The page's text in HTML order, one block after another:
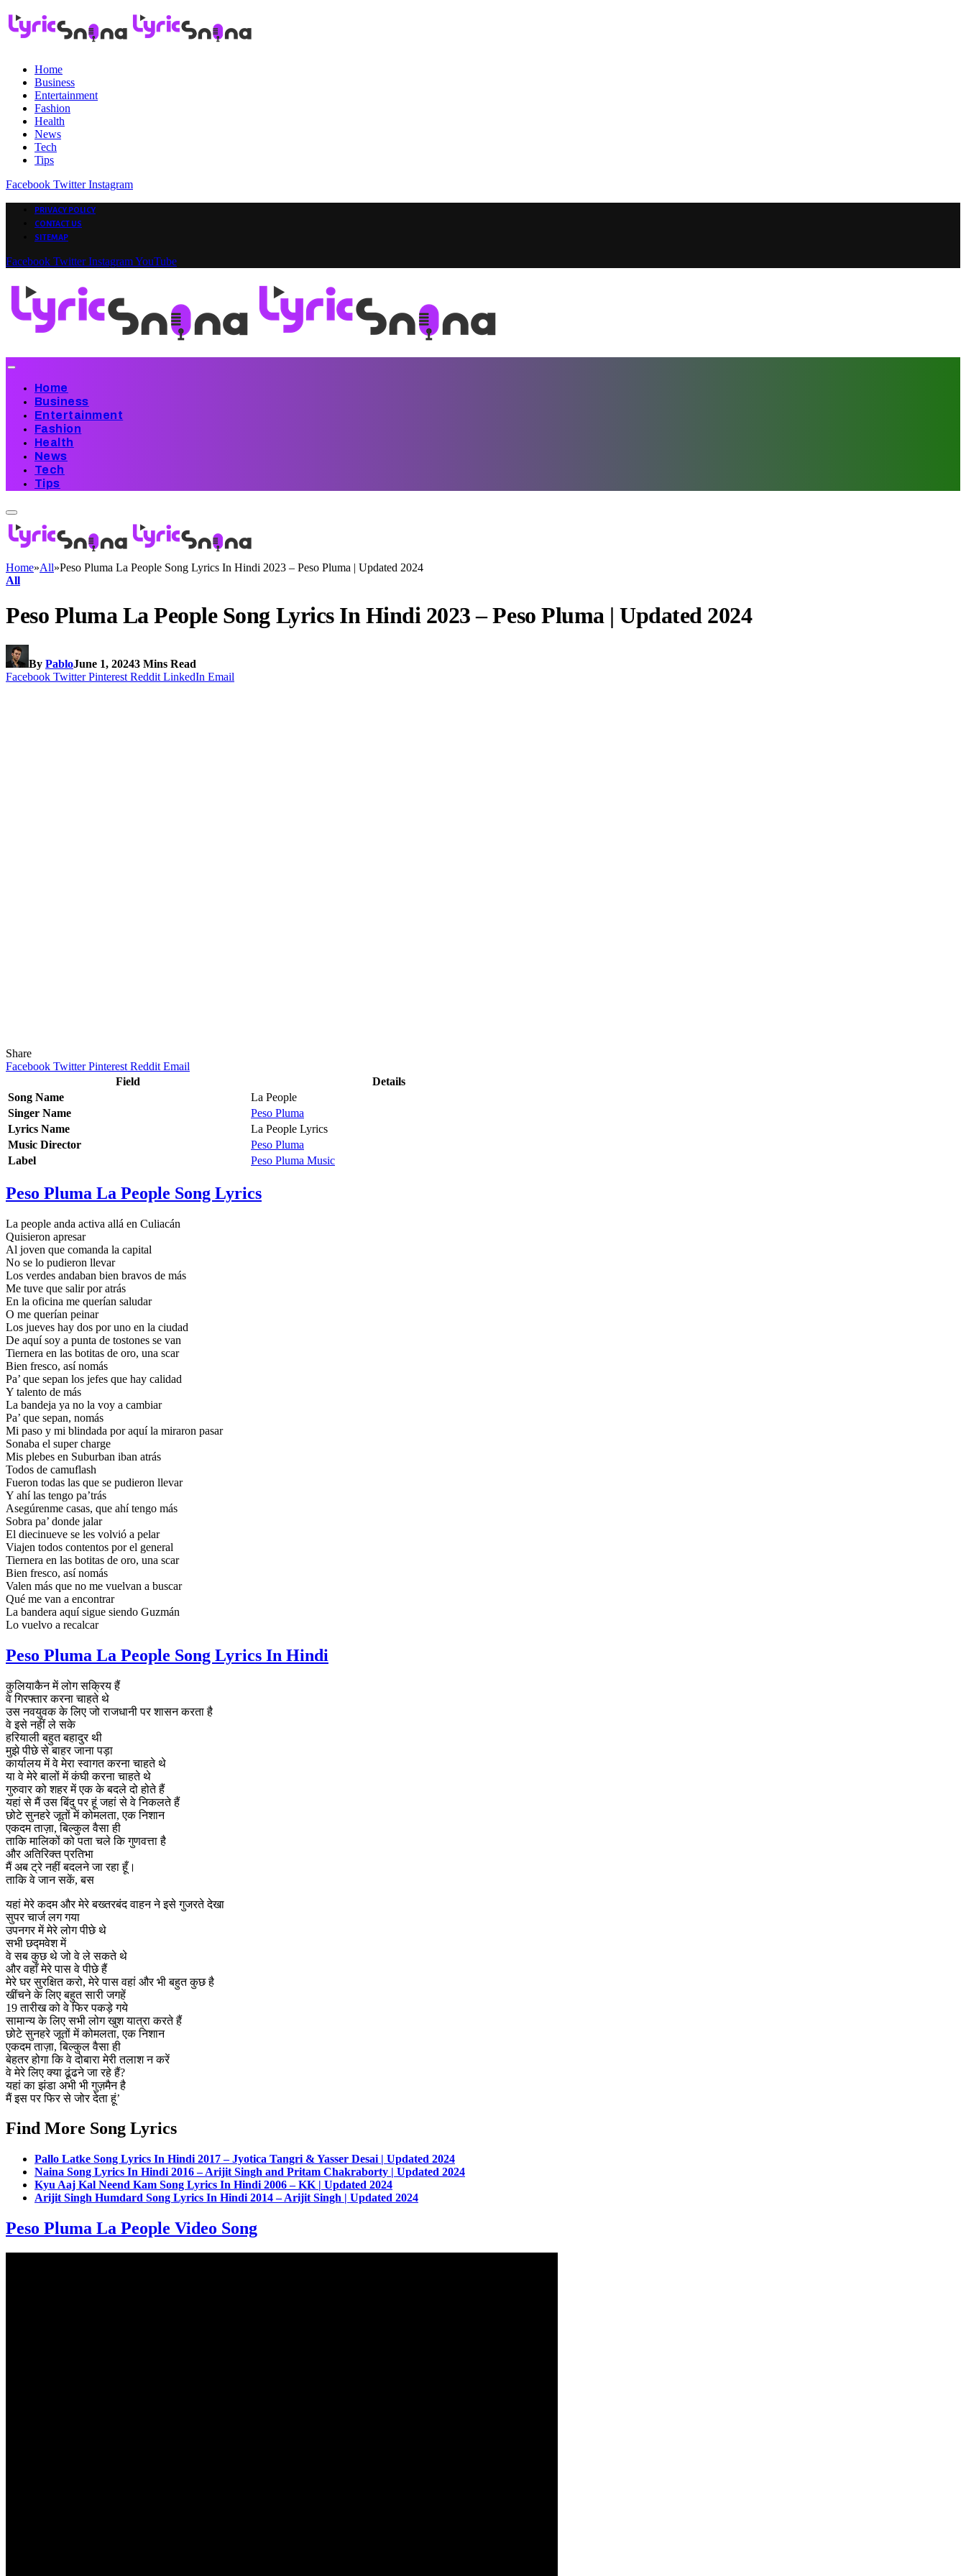
Home
Business
Entertainment
Fashion
Health
News
Tech
Tips
Facebook Twitter Instagram
PRIVACY POLICY
CONTACT US
SITEMAP
Facebook Twitter InstagramYouTube
Home
Business
Entertainment
Fashion
Health
News
Tech
Tips
Home»All»Peso Pluma La People Song Lyrics In Hindi 2023 – Peso Pluma | Updated 2024
All
Peso Pluma La People Song Lyrics In Hindi 2023 – Peso Pluma | Updated 2024
By PabloJune 1, 20243 Mins Read
Facebook Twitter Pinterest Reddit LinkedIn Email
Share
Facebook Twitter Pinterest Reddit Email
Field
Details
Song Name
La People
Singer Name
Peso Pluma
Lyrics Name
La People Lyrics
Music Director
Peso Pluma
Label
Peso Pluma Music
Peso Pluma La People Song Lyrics
La people anda activa allá en Culiacán
Quisieron apresar
Al joven que comanda la capital
No se lo pudieron llevar
Los verdes andaban bien bravos de más
Me tuve que salir por atrás
En la oficina me querían saludar
O me querían peinar
Los jueves hay dos por uno en la ciudad
De aquí soy a punta de tostones se van
Tiernera en las botitas de oro, una scar
Bien fresco, así nomás
Pa’ que sepan los jefes que hay calidad
Y talento de más
La bandeja ya no la voy a cambiar
Pa’ que sepan, nomás
Mi paso y mi blindada por aquí la miraron pasar
Sonaba el super charge
Mis plebes en Suburban iban atrás
Todos de camuflash
Fueron todas las que se pudieron llevar
Y ahí las tengo pa’trás
Asegúrenme casas, que ahí tengo más
Sobra pa’ donde jalar
El diecinueve se les volvió a pelar
Viajen todos contentos por el general
Tiernera en las botitas de oro, una scar
Bien fresco, así nomás
Valen más que no me vuelvan a buscar
Qué me van a encontrar
La bandera aquí sigue siendo Guzmán
Lo vuelvo a recalcar
Peso Pluma La People Song Lyrics In Hindi
कुलियाकैन में लोग सक्रिय हैं
वे गिरफ्तार करना चाहते थे
उस नवयुवक के लिए जो राजधानी पर शासन करता है
वे इसे नहीं ले सके
हरियाली बहुत बहादुर थी
मुझे पीछे से बाहर जाना पड़ा
कार्यालय में वे मेरा स्वागत करना चाहते थे
या वे मेरे बालों में कंघी करना चाहते थे
गुरुवार को शहर में एक के बदले दो होते हैं
यहां से मैं उस बिंदु पर हूं जहां से वे निकलते हैं
छोटे सुनहरे जूतों में कोमलता, एक निशान
एकदम ताज़ा, बिल्कुल वैसा ही
ताकि मालिकों को पता चले कि गुणवत्ता है
और अतिरिक्त प्रतिभा
मैं अब ट्रे नहीं बदलने जा रहा हूँ।
ताकि वे जान सकें, बस
यहां मेरे कदम और मेरे बख्तरबंद वाहन ने इसे गुजरते देखा
सुपर चार्ज लग गया
उपनगर में मेरे लोग पीछे थे
सभी छद्मवेश में
वे सब कुछ थे जो वे ले सकते थे
और वहाँ मेरे पास वे पीछे हैं
मेरे घर सुरक्षित करो, मेरे पास वहां और भी बहुत कुछ है
खींचने के लिए बहुत सारी जगहें
19 तारीख को वे फिर पकड़े गये
सामान्य के लिए सभी लोग खुश यात्रा करते हैं
छोटे सुनहरे जूतों में कोमलता, एक निशान
एकदम ताज़ा, बिल्कुल वैसा ही
बेहतर होगा कि वे दोबारा मेरी तलाश न करें
वे मेरे लिए क्या ढूंढने जा रहे हैं?
यहां का झंडा अभी भी गुज़मैन है
मैं इस पर फिर से जोर देता हूं’
Find More Song Lyrics
Pallo Latke Song Lyrics In Hindi 2017 – Jyotica Tangri & Yasser Desai | Updated 2024
Naina Song Lyrics In Hindi 2016 – Arijit Singh and Pritam Chakraborty | Updated 2024
Kyu Aaj Kal Neend Kam Song Lyrics In Hindi 2006 – KK | Updated 2024
Arijit Singh Humdard Song Lyrics In Hindi 2014 – Arijit Singh | Updated 2024
Peso Pluma La People Video Song